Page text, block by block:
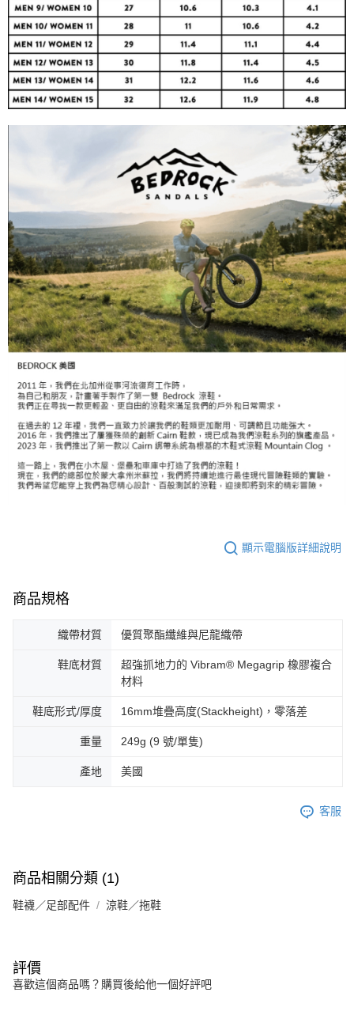
顯示電腦版詳細說明
商品規格
織帶材質 優質聚酯纖維與尼龍織帶
鞋底材質
超強抓地力的 Vibram® Megagrip 橡膠複合
材料
鞋底形式/厚度 16mm堆疊高度(Stackheight)，零落差
重量 249g (9 號/單隻)
產地 美國
客服
商品相關分類 (1)
鞋襪／足部配件 涼鞋／拖鞋
評價
喜歡這個商品嗎？購買後給他一個好評吧